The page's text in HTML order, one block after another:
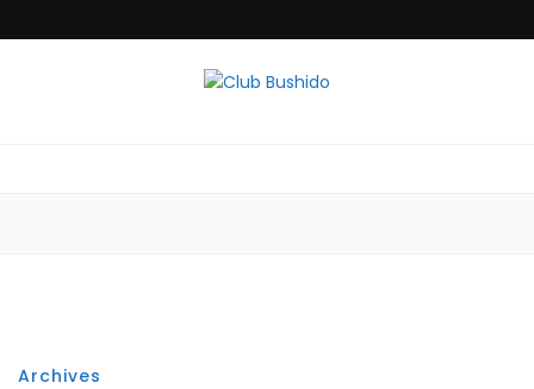
Archives